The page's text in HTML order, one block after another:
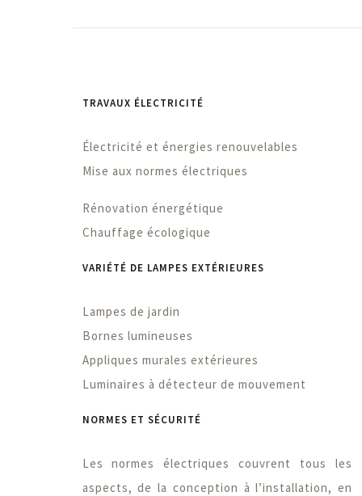
TRAVAUX ÉLECTRICITÉ
Électricité et énergies renouvelables
Mise aux normes électriques
Rénovation énergétique
Chauffage écologique
VARIÉTÉ DE LAMPES EXTÉRIEURES
Lampes de jardin
Bornes lumineuses
Appliques murales extérieures
Luminaires à détecteur de mouvement
NORMES ET SÉCURITÉ
Les normes électriques couvrent tous les
aspects, de la conception à l’installation, en